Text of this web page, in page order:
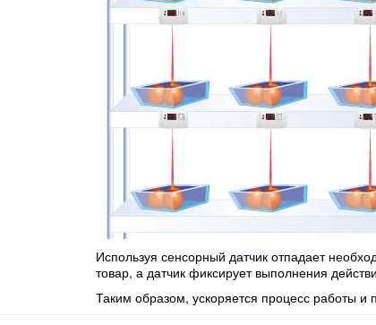
Используя сенсорный датчик отпадает
товар, а датчик фиксирует выполнения
Таким образом, ускоряется процесс работы и